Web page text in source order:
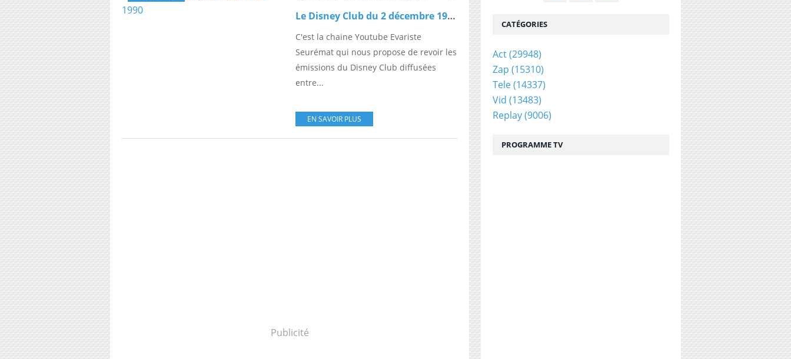
Le Disney Club du 2 décembre 1990
C'est la chaine Youtube Evariste
Seurémat qui nous propose de revoir les
émissions du Disney Club diffusées
entre...
EN SAVOIR PLUS
Publicité
CATÉGORIES
Act(29948)
Zap (15310)
Tele(14337)
Vid (13483)
Replay(9006)
PROGRAMME TV